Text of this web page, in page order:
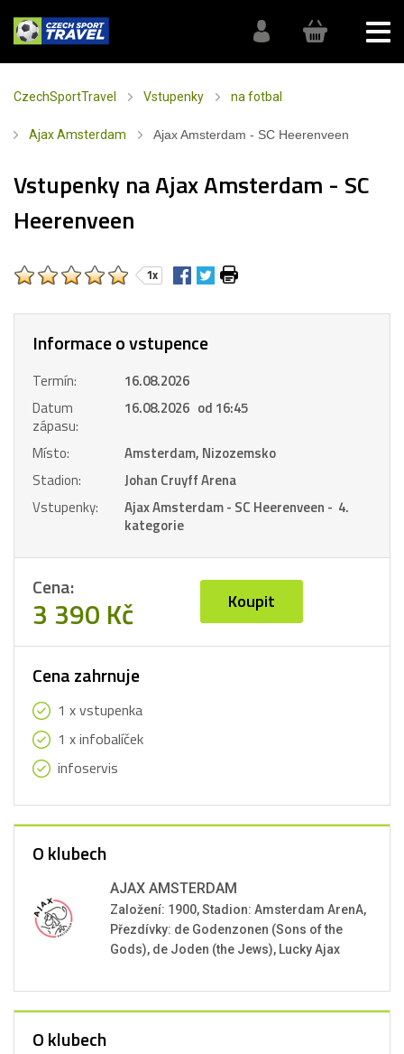
CzechSportTravel Vstupenky na fotbal
Ajax Amsterdam Ajax Amsterdam - SC Heerenveen
Vstupenky na Ajax Amsterdam - SC
Heerenveen
1x
Informace o vstupence
Termín:
16.08.2026
Datum
zápasu:
16.08.2026 od 16:45
Místo:
Amsterdam, Nizozemsko
Stadion:
Johan Cruyff Arena
Vstupenky:
Ajax Amsterdam - SC Heerenveen - 4.
kategorie
Cena:
3 390 Kč Koupit
Cena zahrnuje
1 x vstupenka
1 x infobalíček
infoservis
O klubech
AJAX AMSTERDAM
Založení: 1900, Stadion: Amsterdam ArenA,
Přezdívky: de Godenzonen (Sons of the
Gods), de Joden (the Jews), Lucky Ajax
O klubech